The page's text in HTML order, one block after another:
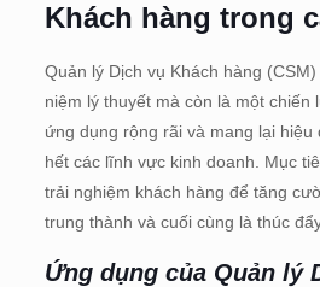
Khách hàng trong
Quản lý Dịch vụ Khách hàng
niệm lý thuyết mà còn là một
ứng dụng rộng rãi và mang lại
hết các lĩnh vực kinh doanh. Mục
trải nghiệm khách hàng để tăng
trung thành và cuối cùng là thúc
Ứng dụng của Quản lý